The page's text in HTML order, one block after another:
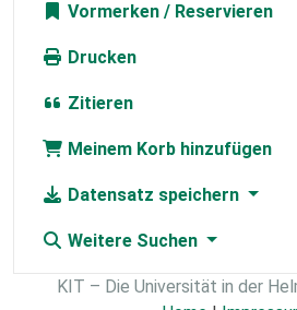
Vormerken
Drucken
Zitieren
Meinem Korb hinzufügen
Datensatz speichern
Weitere Suchen
KIT – Die Universität in der